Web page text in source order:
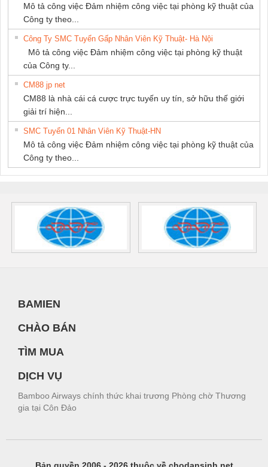
Mô tả công việc Đảm nhiệm công việc tại phòng kỹ thuật của
Công ty theo...
Công Ty SMC Tuyển Gấp Nhân Viên Kỹ Thuật- Hà Nội
Mô tả công việc Đảm nhiệm công việc tại phòng kỹ thuật
của Công ty...
CM88 jp net
CM88 là nhà cái cá cược trực tuyến uy tín, sở hữu thế giới
giải trí hiện...
SMC Tuyển 01 Nhân Viên Kỹ Thuật-HN
Mô tả công việc Đảm nhiệm công việc tại phòng kỹ thuật của
Công ty theo...
BAMIEN
CHÀO BÁN
TÌM MUA
DỊCH VỤ
Bamboo Airways chính thức khai trương Phòng chờ Thương
gia tại Côn Đảo
Bản quyền 2006 - 2026 thuộc về chodansinh.net